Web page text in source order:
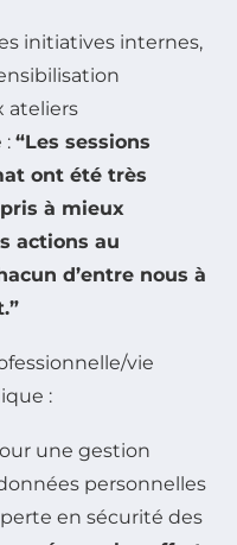
initiatives internes,
ateliers
: “Les sessions
ont été très
à mieux
actions au
d’entre nous à
vie
:
une gestion
personnelles
en sécurité des